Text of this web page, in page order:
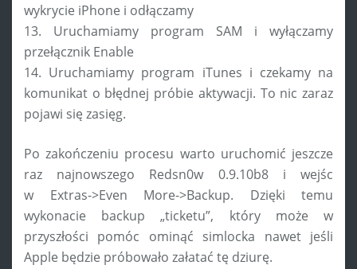
wykrycie iPhone i odłączamy
13. Uruchamiamy program SAM i wyłączamy
przełącznik Enable
14. Uruchamiamy program iTunes i czekamy na
komunikat o błędnej próbie aktywacji. To nic zaraz
pojawi się zasięg.
Po zakończeniu procesu warto uruchomić jeszcze
raz najnowszego Redsn0w 0.9.10b8 i wejśc
w Extras->Even More->Backup. Dzięki temu
wykonacie backup „ticketu”, który może w
przyszłości pomóc ominąć simlocka nawet jeśli
Apple będzie próbowało załatać tę dziurę.